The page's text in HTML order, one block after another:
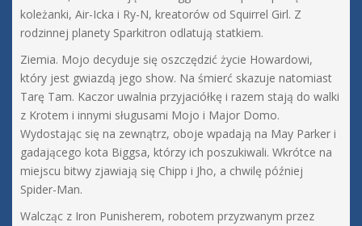
koleżanki, Air-Icka i Ry-N, kreatorów od Squirrel Girl. Z
rodzinnej planety Sparkitron odlatują statkiem.
Ziemia. Mojo decyduje się oszczędzić życie Howardowi,
który jest gwiazdą jego show. Na śmierć skazuje natomiast
Tarę Tam. Kaczor uwalnia przyjaciółkę i razem stają do walki
z Krotem i innymi sługusami Mojo i Major Domo.
Wydostając się na zewnątrz, oboje wpadają na May Parker i
gadającego kota Biggsa, którzy ich poszukiwali. Wkrótce na
miejscu bitwy zjawiają się Chipp i Jho, a chwilę później
Spider-Man.
Walcząc z Iron Punisherem, robotem przyzwanym przez